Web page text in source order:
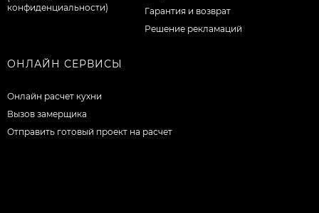
конфиденциальности)
Гарантия и возврат
Решение рекламаций
ОНЛАЙН СЕРВИСЫ
Онлайн расчет кухни
Вызов замерщика
Отправить готовый проект на расчет